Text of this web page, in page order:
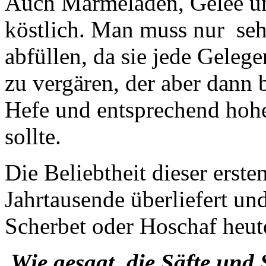
köstlich. Man muss nur
abfüllen, da sie jede
zu vergären, der aber
Hefe und entsprechend
sollte.
Die Beliebtheit dieser
Jahrtausende überliefert
Scherbet oder Hoschaf